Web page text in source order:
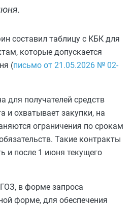
составил таблицу с КБК для
которые допускается
(письмо от 21.05.2026 № 02-
для получателей средств
и охватывает закупки, на
ограничения по срокам
Такие контракты
и после 1 июня текущего
в форме запроса
форме, для обеспечения